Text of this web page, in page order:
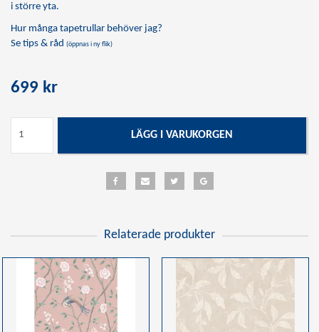
i större yta.
Hur många tapetrullar behöver jag?
Se tips & råd (öppnas i ny flik)
699 kr
LÄGG I VARUKORGEN
Relaterade produkter